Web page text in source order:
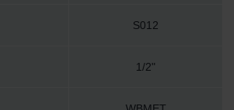
S012
1/2"